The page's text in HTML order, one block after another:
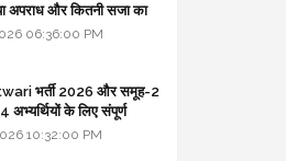
अपराध और कितनी सजा का
- free legal advice
06:36:00 PM
भर्ती 2026 और समूह-2
अभ्यर्थियों के लिए संपूर्ण
10:32:00 PM